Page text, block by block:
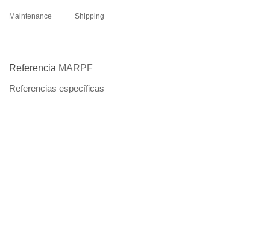
Maintenance Shipping
Referencia MARPF
Referencias específicas